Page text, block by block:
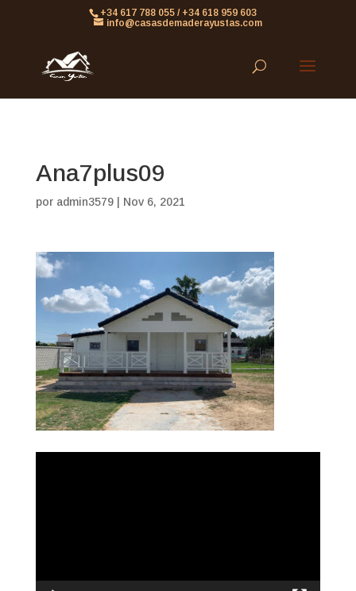
861613063953479
+34 617 788 055 / +34 618 959 603
info@casasdemaderayustas.com
Ana7plus09
por admin3579| Nov 6, 2021